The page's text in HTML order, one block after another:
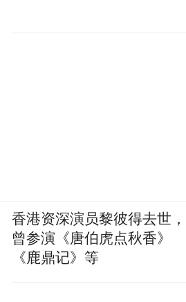
香港资深演员黎彼得去世，
曾参演《唐伯虎点秋香》
《鹿鼎记》等